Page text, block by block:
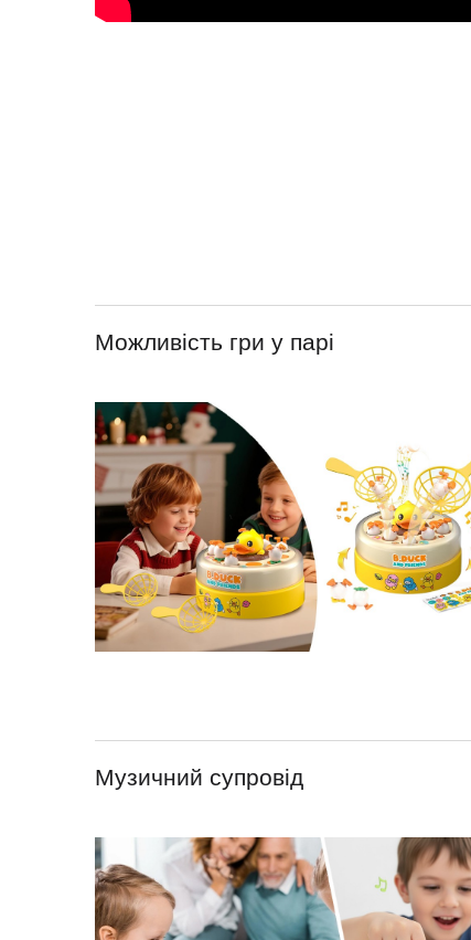
Можливість гри у парі
Музичний супровід